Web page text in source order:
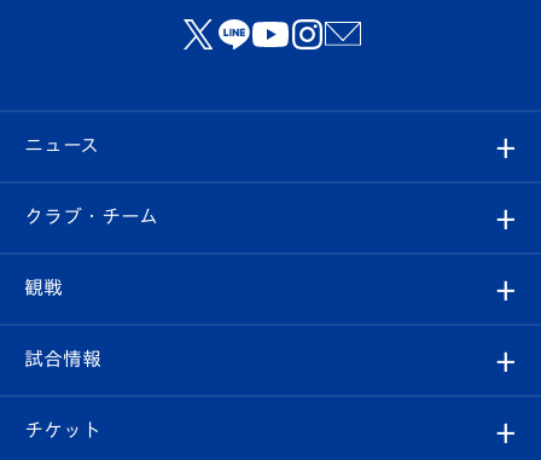
ニュース
すべて
クラブ
試合情報
クラブ・チーム
クラブ概要
観戦
観戦ルール
試合情報
試合日程/結果
チケット